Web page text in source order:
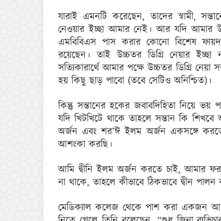
যারাই এমনটি করেছেন, তাদের স্বামী,
নেওয়ার ইচ্ছা আমার নেই। আর যদি আমার
এমবিবিএস পাস করার কোনো বিশেষ
রয়েছেন। তাই উচ্চতর ডিগ্রি নেয়ার
সত্যিকারার্থে আমার পক্ষে উচ্চতর ডিগ্রি
হয় কিছু ছাড় পাবো (তবে সেটিও অনিশ্চিত)।
কিন্তু সন্তানের হকের জবাবদিহিতা নিয়ে
যদি খিটখিটে থাকে তাহলে সন্তান কি
অর্জন এবং শর‌’ঈ ইলম অর্জন একসঙ্গে
আশংকা করছি।
আমি দ্বীনি ইলম অর্জন করতে চাই, আমার
না থাকে, তাহলে কীভাবে ঠিকভাবে দ্বীন
মেডিক্যাল কলেজ থেকে পাশ করা একজন